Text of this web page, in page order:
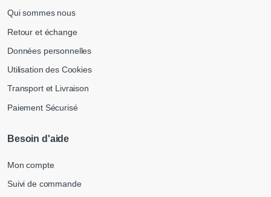
Qui sommes nous
Retour et échange
Données personnelles
Utilisation des Cookies
Transport et Livraison
Paiement Sécurisé
Besoin d'aide
Mon compte
Suivi de commande